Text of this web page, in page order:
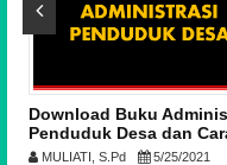
Download Buku
Penduduk Desa dan
Pengisiannya
MULIATI, S.Pd 5/25/2021